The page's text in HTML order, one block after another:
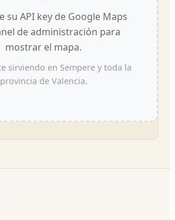
su API key de Google Maps
de administración para
mostrar el mapa.
sirviendo en Sempere y toda la
provincia de Valencia.